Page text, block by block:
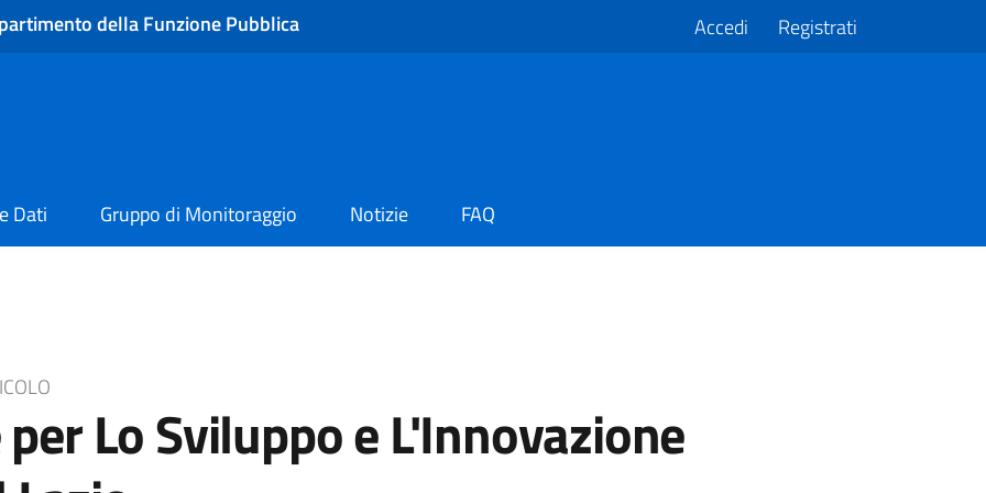
della Funzione Pubblica Accedi Registrati
Dati Gruppo di Monitoraggio Notizie FAQ
Lo Sviluppo e L'Innovazione